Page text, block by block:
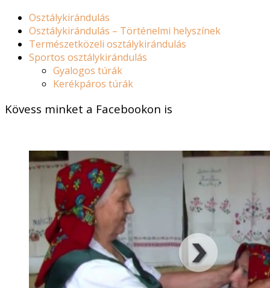
Osztálykirándulás
Osztálykirándulás – Történelmi helyszínek
Természetközeli osztálykirándulás
Sportos osztálykirándulás
Gyalogos túrák
Kerékpáros túrák
Kövess minket a Facebookon is